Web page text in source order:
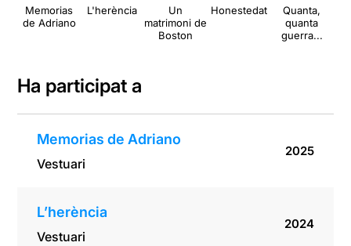
Memorias
de Adriano
L'herència
Un
matrimoni de
Boston
Honestedat
Quanta,
quanta
guerra...
Ha participat a
Memorias de Adriano
Vestuari
2025
L’herència
Vestuari
2024